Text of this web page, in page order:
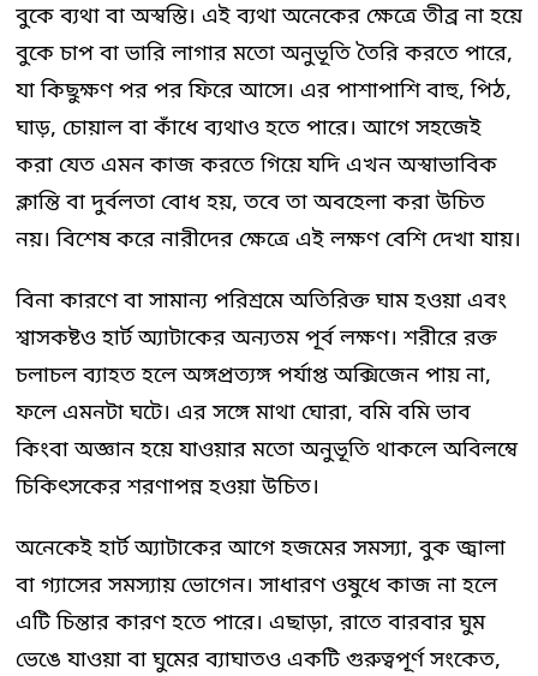
বুকে ব্যথা বা অস্বস্তি। এই ব্যথা অনেকের ক্ষেত্রে তীব্র না হয়ে
বুকে চাপ বা ভারি লাগার মতো অনুভূতি তৈরি করতে পারে,
যা কিছুক্ষণ পর পর ফিরে আসে। এর পাশাপাশি বাহু, পিঠ,
ঘাড়, চোয়াল বা কাঁধে ব্যথাও হতে পারে। আগে সহজেই
করা যেত এমন কাজ করতে গিয়ে যদি এখন অস্বাভাবিক
ক্লান্তি বা দুর্বলতা বোধ হয়, তবে তা অবহেলা করা উচিত
নয়। বিশেষ করে নারীদের ক্ষেত্রে এই লক্ষণ বেশি দেখা যায়।
বিনা কারণে বা সামান্য পরিশ্রমে অতিরিক্ত ঘাম হওয়া এবং
শ্বাসকষ্টও হার্ট অ্যাটাকের অন্যতম পূর্ব লক্ষণ। শরীরে রক্ত
চলাচল ব্যাহত হলে অঙ্গপ্রত্যঙ্গ পর্যাপ্ত অক্সিজেন পায় না,
ফলে এমনটা ঘটে। এর সঙ্গে মাথা ঘোরা, বমি বমি ভাব
কিংবা অজ্ঞান হয়ে যাওয়ার মতো অনুভূতি থাকলে অবিলম্বে
চিকিৎসকের শরণাপন্ন হওয়া উচিত।
অনেকেই হার্ট অ্যাটাকের আগে হজমের সমস্যা, বুক জ্বালা
বা গ্যাসের সমস্যায় ভোগেন। সাধারণ ওষুধে কাজ না হলে
এটি চিন্তার কারণ হতে পারে। এছাড়া, রাতে বারবার ঘুম
ভেঙে যাওয়া বা ঘুমের ব্যাঘাতও একটি গুরুত্বপূর্ণ সংকেত,